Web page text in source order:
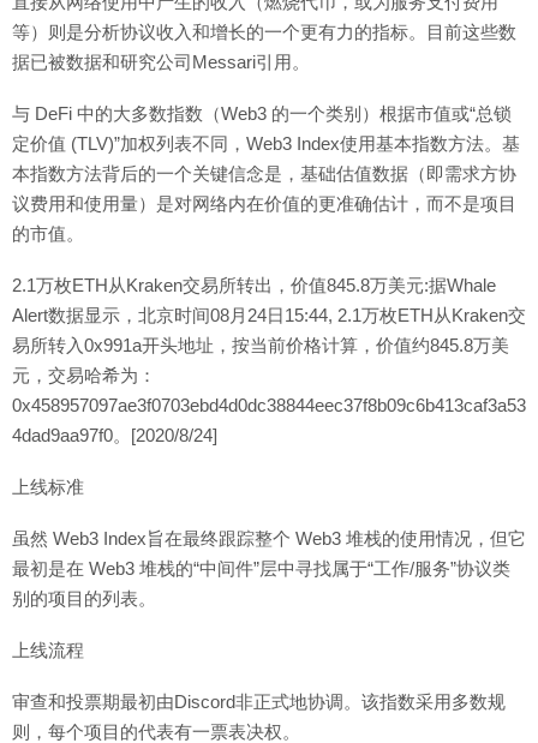
等）则是分析协议收入和增长的一个更有力的指标。目前这些数
据已被数据和研究公司Messari引用。
与 DeFi 中的大多数指数（Web3 的一个类别）根据市值或“总锁
定价值 (TLV)”加权列表不同，Web3 Index使用基本指数方法。基
本指数方法背后的一个关键信念是，基础估值数据（即需求方协
议费用和使用量）是对网络内在价值的更准确估计，而不是项目
的市值。
2.1万枚ETH从Kraken交易所转出，价值845.8万美元:据Whale
Alert数据显示，北京时间08月24日15:44, 2.1万枚ETH从Kraken交
易所转入0x991a开头地址，按当前价格计算，价值约845.8万美
元，交易哈希为：
0x458957097ae3f0703ebd4d0dc38844eec37f8b09c6b413caf3a53
4dad9aa97f0。[2020/8/24]
上线标准
虽然 Web3 Index旨在最终跟踪整个 Web3 堆栈的使用情况，但它
最初是在 Web3 堆栈的“中间件”层中寻找属于“工作/服务”协议类
别的项目的列表。
上线流程
审查和投票期最初由Discord非正式地协调。该指数采用多数规
则，每个项目的代表有一票表决权。